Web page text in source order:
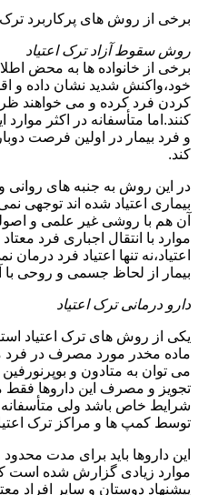
برخی از روش های پرکاربرد ترک
روش سقوط آزاد ترک اعتیاد
برخی از خانواده ها به محض
خود،واکنش شدید نشان داده و
کردن فرد کرده و می خواهند
کنند.اما متأسفانه در اکثر
و فرد بیمار در اولین فرصت
کند.
در این روش به جنبه های
بیماری اعتیاد شده اند توجهی
آن هم با روشی غیر علمی و
موارد با انتقال اجباری فرد
اعتیاد،نه تنها اعتیاد فرد
بیمار از لحاظ جسمی و روحی
دارو درمانی ترک اعتیاد
یکی از روش های ترک اعتیاد
ماده مخدر مورد مصرف در فرد
می توان به متادون و
تجویز و مصرف این داروها فقط
شرایط خاص باشد ولی متأسفانه
توسط کمپ ها و مراکز ترک
این داروها باید برای مدت
موارد زیادی گزارش شده است
پیشنهاد دوستان و سایر افراد